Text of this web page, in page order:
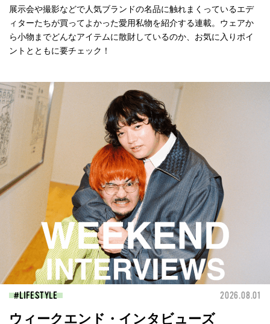
展示会や撮影などで人気ブランドの名品に触れまくっているエデ
ィターたちが買ってよかった愛用私物を紹介する連載。ウェアか
ら小物までどんなアイテムに散財しているのか、お気に入りポイ
ントとともに要チェック！
LIFESTYLE 2026.08.01
ウィークエンド・インタビューズ